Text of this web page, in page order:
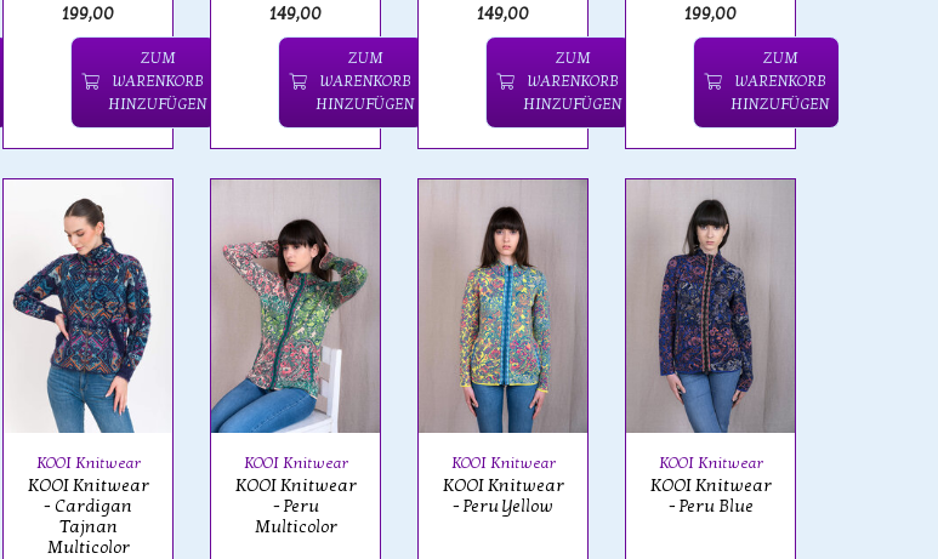
199,00
ZUM
WARENKORB
HINZUFÜGEN
149,00
ZUM
WARENKORB
HINZUFÜGEN
149,00
ZUM
WARENKORB
HINZUFÜGEN
199,00
ZUM
WARENKORB
HINZUFÜGEN
KOOI Knitwear
KOOI Knitwear
- Cardigan
Tajnan
Multicolor
KOOI Knitwear
KOOI Knitwear
- Peru
Multicolor
KOOI Knitwear
KOOI Knitwear
- Peru Yellow
KOOI Knitwear
KOOI Knitwear
- Peru Blue